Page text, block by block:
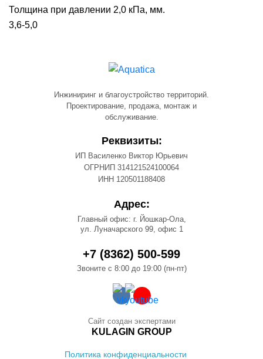
Толщина при давлении 2,0 кПа, мм.
3,6-5,0
Инжиниринг и благоустройство территорий.
Проектирование, продажа, монтаж и
обслуживание.
Реквизиты:
ИП Василенко Виктор Юрьевич
ОГРНИП 314121524100064
ИНН 120501188408
Адрес:
Главный офис: г. Йошкар-Ола,
ул. Луначарского 99, офис 1
+7 (8362) 500-599
Звоните с 8:00 до 19:00 (пн-пт)
Политика конфиденциальности
Сайт создан экспертами
KULAGIN GROUP